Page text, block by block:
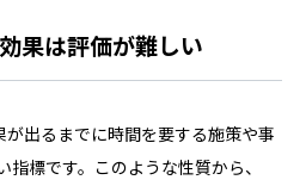
果は評価が難しい
が出るまでに時間を要する施策や事
標です。このような性質から、